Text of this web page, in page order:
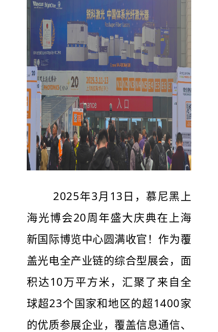
2025年3月13日，慕尼黑上
海光博会20周年盛大庆典在上海
新国际博览中心圆满收官！作为覆
盖光电全产业链的综合型展会，面
积达10万平方米，汇聚了来自全
球超23个国家和地区的超1400家
的优质参展企业，覆盖信息通信、